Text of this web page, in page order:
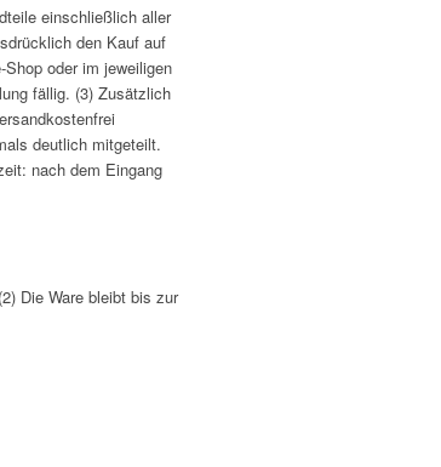
einschließlich aller
den Kauf auf
oder im jeweiligen
fällig. (3) Zusätzlich
deutlich mitgeteilt.
nach dem Eingang
Die Ware bleibt bis zur